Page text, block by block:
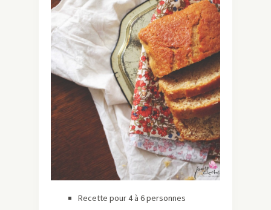
Recette pour 4 à 6 personnes